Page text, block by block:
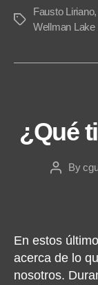
l
y
Tags
Fausto Liriano,
Wellman Lake
¿Qué
PostBy
En estos
acerca de lo
nosotros.